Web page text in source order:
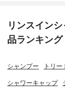
リンスイン
品ランキング
シャンプー トリー
シャワーキャップ